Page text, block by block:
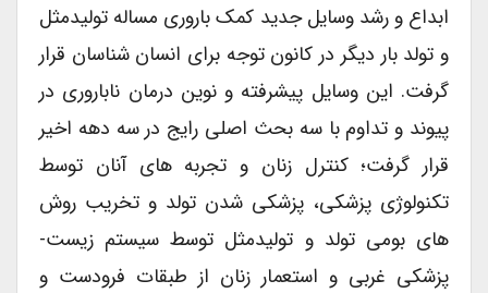
ابداع و رشد وسایل جدید کمک باروری مساله تولیدمثل
و تولد بار دیگر در کانون توجه برای انسان شناسان قرار
گرفت. این وسایل پیشرفته و نوین درمان ناباروری در
پیوند و تداوم با سه بحث اصلی رایج در سه دهه اخیر
قرار گرفت؛ کنترل زنان و تجربه های آنان توسط
تکنولوژی پزشکی، پزشکی شدن تولد و تخریب روش
های بومی تولد و تولیدمثل توسط سیستم زیست-
پزشکی غربی و استعمار زنان از طبقات فرودست و